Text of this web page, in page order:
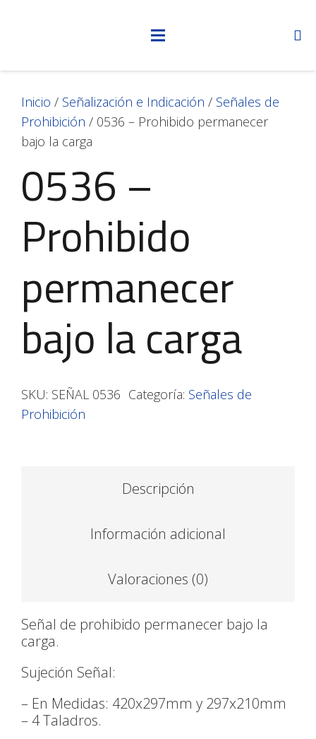
Inicio / Señalización e Indicación / Señales de
Prohibición / 0536 – Prohibido permanecer
bajo la carga
0536 –
Prohibido
permanecer
bajo la carga
SKU: SEÑAL 0536 Categoría: Señales de
Prohibición
Descripción
Información adicional
Valoraciones (0)
Señal de prohibido permanecer bajo la
carga.
Sujeción Señal:
– En Medidas: 420x297mm y 297x210mm
– 4 Taladros.